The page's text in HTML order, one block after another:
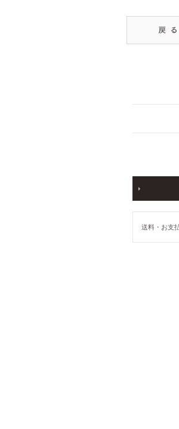
送料・お支